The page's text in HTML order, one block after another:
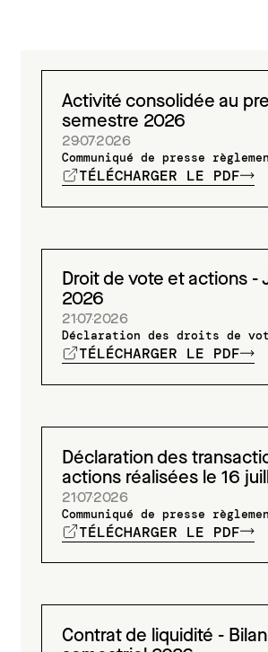
Activité consolidée au
semestre 2026
29072026
Communiqué de presse
TÉLÉCHARGER LE PDF
Droit de vote et actions -
2026
21072026
Déclaration des droits de
TÉLÉCHARGER LE PDF
Déclaration des
actions réalisées le 16
21072026
Communiqué de presse
TÉLÉCHARGER LE PDF
Contrat de liquidité - Bilan